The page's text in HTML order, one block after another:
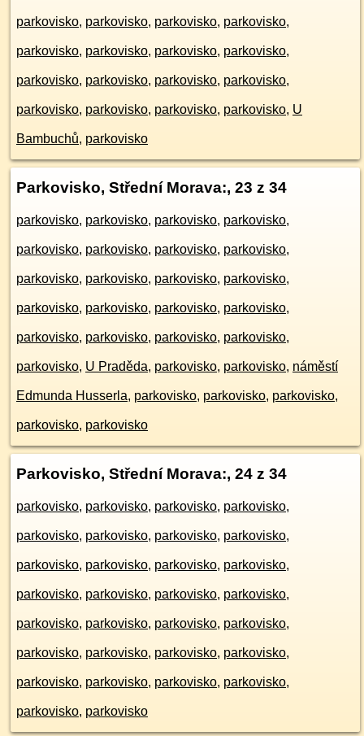
parkovisko, parkovisko, parkovisko, parkovisko,
parkovisko, parkovisko, parkovisko, parkovisko,
parkovisko, parkovisko, parkovisko, parkovisko,
parkovisko, parkovisko, parkovisko, parkovisko, U
Bambuchů, parkovisko
Parkovisko, Střední Morava:, 23 z 34
parkovisko, parkovisko, parkovisko, parkovisko,
parkovisko, parkovisko, parkovisko, parkovisko,
parkovisko, parkovisko, parkovisko, parkovisko,
parkovisko, parkovisko, parkovisko, parkovisko,
parkovisko, parkovisko, parkovisko, parkovisko,
parkovisko, U Praděda, parkovisko, parkovisko, náměstí
Edmunda Husserla, parkovisko, parkovisko, parkovisko,
parkovisko, parkovisko
Parkovisko, Střední Morava:, 24 z 34
parkovisko, parkovisko, parkovisko, parkovisko,
parkovisko, parkovisko, parkovisko, parkovisko,
parkovisko, parkovisko, parkovisko, parkovisko,
parkovisko, parkovisko, parkovisko, parkovisko,
parkovisko, parkovisko, parkovisko, parkovisko,
parkovisko, parkovisko, parkovisko, parkovisko,
parkovisko, parkovisko, parkovisko, parkovisko,
parkovisko, parkovisko